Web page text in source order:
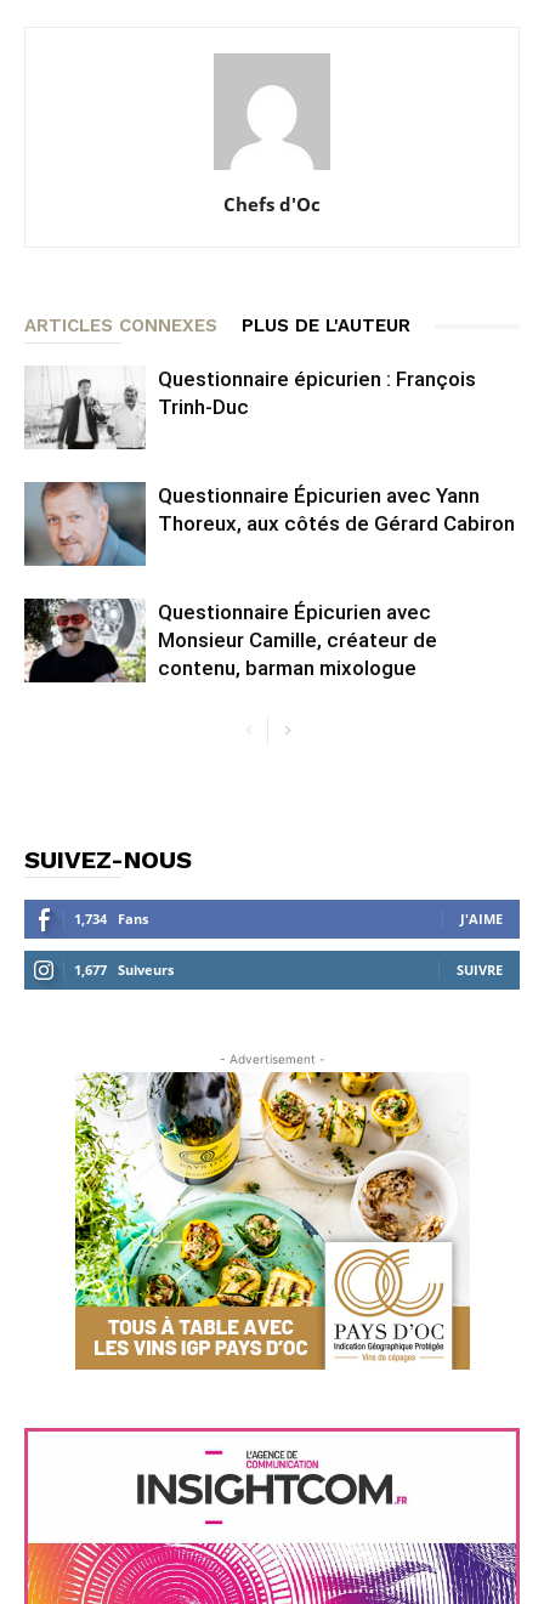
Chefs d'Oc
ARTICLES CONNEXES PLUS DE L'AUTEUR
Questionnaire épicurien : François
Trinh-Duc
Questionnaire Épicurien avec Yann
Thoreux, aux côtés de Gérard Cabiron
Questionnaire Épicurien avec
Monsieur Camille, créateur de
contenu, barman mixologue
SUIVEZ-NOUS
1,734 Fans J'AIME
1,677 Suiveurs SUIVRE
- Advertisement -